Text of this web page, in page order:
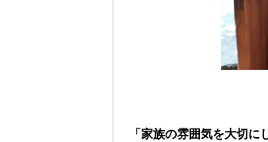
「家族の雰囲気を大切